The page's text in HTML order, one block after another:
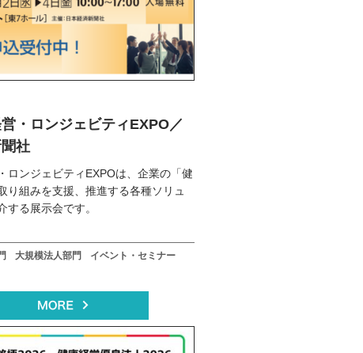
・ロンジェビティEXPO／
社
ロンジェビティEXPOは、企業の「健
り組みを支援、推進する各種ソリュ
する展示会です。
大規模法人部門 イベント・セミナー